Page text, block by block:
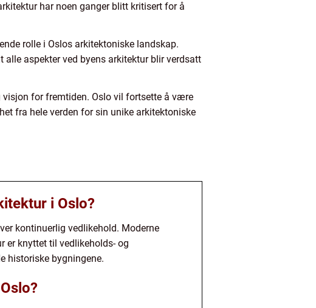
har noen ganger blitt kritisert for å
rolle i Oslos arkitektoniske landskap.
aspekter ved byens arkitektur blir verdsatt
visjon for fremtiden. Oslo vil fortsette å være
fra hele verden for sin unike arkitektoniske
i Oslo?
kontinuerlig vedlikehold. Moderne
er knyttet til vedlikeholds- og
historiske bygningene.